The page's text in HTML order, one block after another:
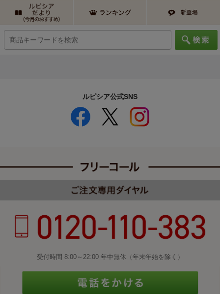
ルピシア公式SNS
受付時間 8:00～22:00 年中無休（年末年始を除く）